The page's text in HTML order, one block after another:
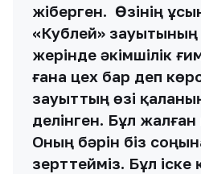
жіберген. Өзінің
«Кублей» зауытының
жерінде әкімшілік
ғана цех бар деп
зауыттың өзі
делінген. Бұл жалған
Оның бәрін біз
зерттейміз. Бұл іске